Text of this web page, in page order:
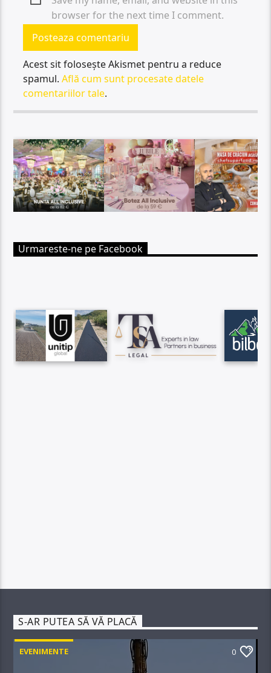
browser for the next time I comment.
Acest sit folosește Akismet pentru a reduce
spamul.Află cum sunt procesate datele
comentariilor tale.
Urmareste-ne pe Facebook
S-AR PUTEA SĂ VĂ PLACĂ
EVENIMENTE 0